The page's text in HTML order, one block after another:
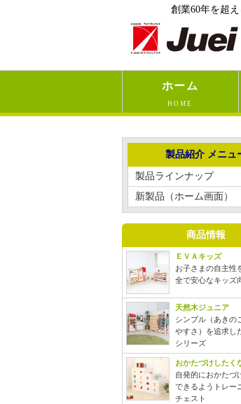
創業60年を超える静
ホーム
HOME
製品紹介 メニュ
製品ラインナップ
新製品（ホーム画面）
商品情報
ＥＶＡキッズ
お子さまの自主性
全で安心なキッズ
天然木ジュニア
シンプル（あきの
やすさ）を追求し
シリーズ
おかたづけしたく
自発的におかたづ
できるようトレー
チェスト